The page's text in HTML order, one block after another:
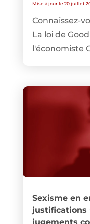
Mise à jour le 20 juillet
Connaissez-
La loi de
l'économiste
Sexisme en
justifications
jugements